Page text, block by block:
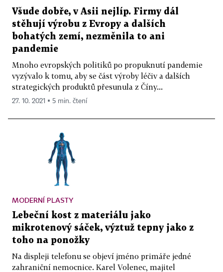
Všude dobře, v Asii nejlíp. Firmy dál
stěhují výrobu z Evropy a dalších
bohatých zemí, nezměnila to ani
pandemie
Mnoho evropských politiků po propuknutí pandemie
vyzývalo k tomu, aby se část výroby léčiv a dalších
strategických produktů přesunula z Číny...
27. 10. 2021 ▪ 5 min. čtení
MODERNÍ PLASTY
Lebeční kost z materiálu jako
mikrotenový sáček, výztuž tepny jako z
toho na ponožky
Na displeji telefonu se objeví jméno primáře jedné
zahraniční nemocnice. Karel Volenec, majitel